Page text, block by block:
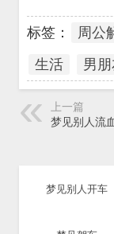
标签： 周公
生活
男
上一篇
梦见别人流
梦见别人开车